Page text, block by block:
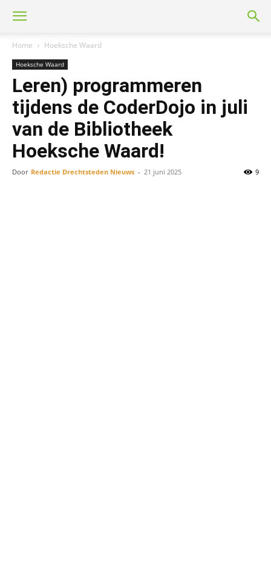
Home Hoeksche Waard
Hoeksche Waard
Leren) programmeren
tijdens de CoderDojo in juli
van de Bibliotheek
Hoeksche Waard!
Door Redactie Drechtsteden Nieuws - 21 juni 2025 9